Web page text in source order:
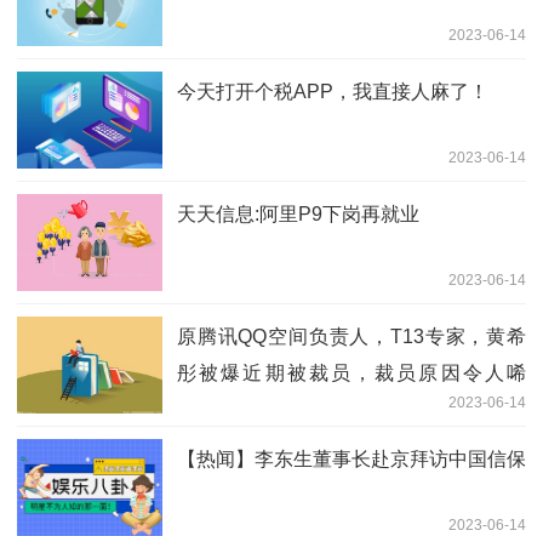
2023-06-14
今天打开个税APP，我直接人麻了！
2023-06-14
天天信息:阿里P9下岗再就业
2023-06-14
原腾讯QQ空间负责人，T13专家，黄希
彤被爆近期被裁员，裁员原因令人唏
2023-06-14
【热闻】李东生董事长赴京拜访中国信保
2023-06-14